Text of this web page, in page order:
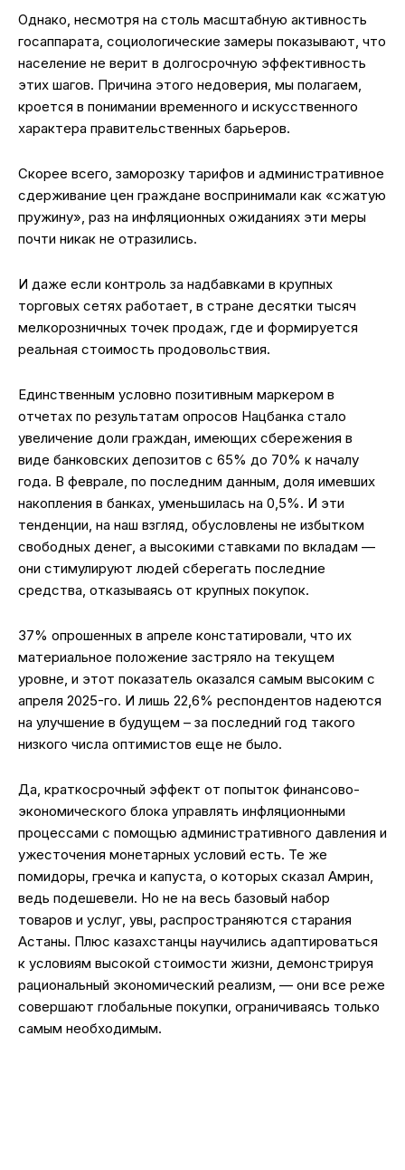
Однако, несмотря на столь масштабную активность
госаппарата, социологические замеры показывают, что
население не верит в долгосрочную эффективность
этих шагов. Причина этого недоверия, мы полагаем,
кроется в понимании временного и искусственного
характера правительственных барьеров.
Скорее всего, заморозку тарифов и административное
сдерживание цен граждане воспринимали как «сжатую
пружину», раз на инфляционных ожиданиях эти меры
почти никак не отразились.
И даже если контроль за надбавками в крупных
торговых сетях работает, в стране десятки тысяч
мелкорозничных точек продаж, где и формируется
реальная стоимость продовольствия.
Единственным условно позитивным маркером в
отчетах по результатам опросов Нацбанка стало
увеличение доли граждан, имеющих сбережения в
виде банковских депозитов с 65% до 70% к началу
года. В феврале, по последним данным, доля имевших
накопления в банках, уменьшилась на 0,5%. И эти
тенденции, на наш взгляд, обусловлены не избытком
свободных денег, а высокими ставками по вкладам —
они стимулируют людей сберегать последние
средства, отказываясь от крупных покупок.
37% опрошенных в апреле констатировали, что их
материальное положение застряло на текущем
уровне, и этот показатель оказался самым высоким с
апреля 2025-го. И лишь 22,6% респондентов надеются
на улучшение в будущем – за последний год такого
низкого числа оптимистов еще не было.
Да, краткосрочный эффект от попыток финансово-
экономического блока управлять инфляционными
процессами с помощью административного давления и
ужесточения монетарных условий есть. Те же
помидоры, гречка и капуста, о которых сказал Амрин,
ведь подешевели. Но не на весь базовый набор
товаров и услуг, увы, распространяются старания
Астаны. Плюс казахстанцы научились адаптироваться
к условиям высокой стоимости жизни, демонстрируя
рациональный экономический реализм, — они все реже
совершают глобальные покупки, ограничиваясь только
самым необходимым.